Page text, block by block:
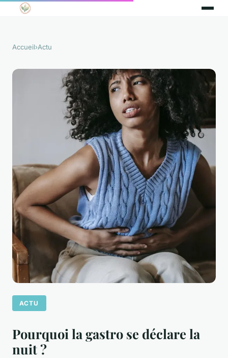
Accueil›Actu
ACTU
Pourquoi la gastro se déclare la
nuit ?